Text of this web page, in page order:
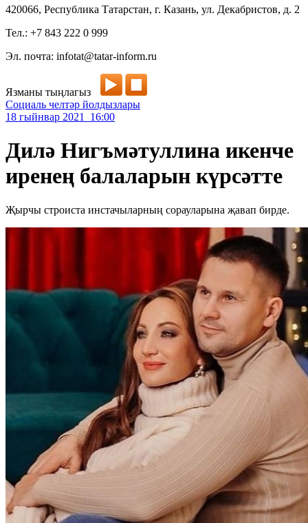
420066, Республика Татарстан, г. Казань, ул. Декабристов, д. 2
Тел.: +7 843 222 0 999
Эл. почта: infotat@tatar-inform.ru
Язманы тыңлагыз
Социаль челтәр йолдызлары
18 гыйнвар 2021 16:00
Дилә Нигъмәтуллина икенче
иренең балаларын күрсәтте
Җырчы строиста инстачыларның сорауларына җавап бирде.